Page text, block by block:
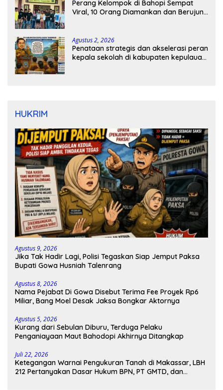
Perang Kelompok di Bahopi Sempat
Viral, 10 Orang Diamankan dan Berujung
Agustus 2, 2026
Penataan strategis dan akselerasi peran
kepala sekolah di kabupaten kepulauan
HUKRIM
Agustus 9, 2026
Jika Tak Hadir Lagi, Polisi Tegaskan Siap Jemput Paksa
Bupati Gowa Husniah Talenrang
Agustus 8, 2026
Nama Pejabat Di Gowa Disebut Terima Fee Proyek Rp6
Miliar, Bang Moel Desak Jaksa Bongkar Aktornya
Agustus 5, 2026
Kurang dari Sebulan Diburu, Terduga Pelaku
Penganiayaan Maut Bahodopi Akhirnya Ditangkap
Juli 22, 2026
Ketegangan Warnai Pengukuran Tanah di Makassar, LBH
212 Pertanyakan Dasar Hukum BPN, PT GMTD, dan